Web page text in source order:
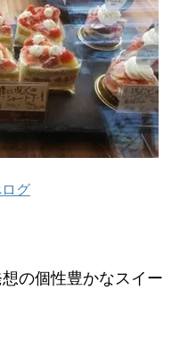
グ
の個性豊かなスイー